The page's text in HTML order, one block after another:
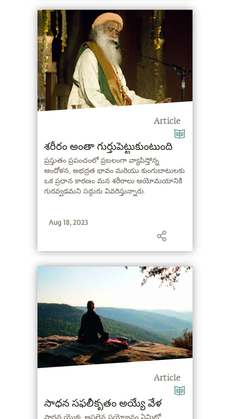
Article
శరీరం అంతా గుర్తుపెట్టుకుంటుంది
ప్రస్తుతం ప్రపంచంలో ప్రబలంగా వ్యాపిస్తోన్న
ఆందోళన, అభద్రత భావం మరియు కుంగుబాటులకు
ఒక ప్రధాన కారణం మన శరీరాలు అయోమయానికి
గురవ్వడమని సద్గురు వివరిస్తున్నారు.
Aug 18, 2023
Article
సాధన సఫలీకృతం అయ్యే వేళ
సాధన యొక్క అసలైన ప్రయోజనం ఏమిటో